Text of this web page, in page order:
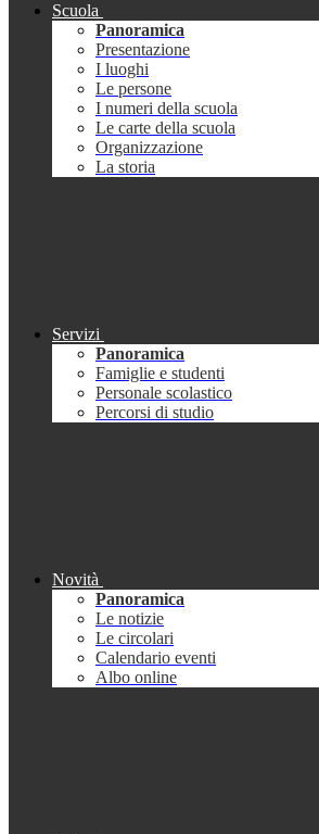
Scuola
Panoramica
Presentazione
I luoghi
Le persone
I numeri della scuola
Le carte della scuola
Organizzazione
La storia
Servizi
Panoramica
Famiglie e studenti
Personale scolastico
Percorsi di studio
Novità
Panoramica
Le notizie
Le circolari
Calendario eventi
Albo online